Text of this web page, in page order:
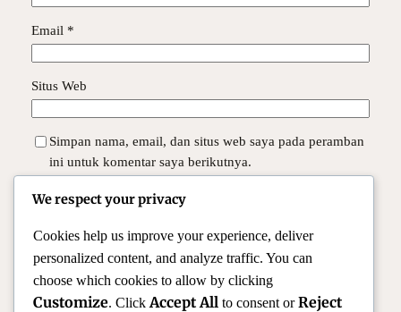
Email *
Situs Web
Simpan nama, email, dan situs web saya pada peramban
ini untuk komentar saya berikutnya.
We respect your privacy
Cookies help us improve your experience, deliver
personalized content, and analyze traffic. You can
choose which cookies to allow by clicking
Customize. Click Accept All to consent orReject